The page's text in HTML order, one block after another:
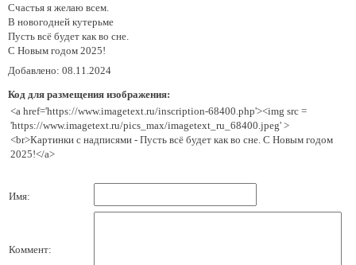
Счастья я желаю всем.
В новогодней кутерьме
Пусть всё будет как во сне.
С Новым годом 2025!
Добавлено: 08.11.2024
Код для размещения изображения:
<a href='https://www.imagetext.ru/inscription-68400.php'><img src =
'https://www.imagetext.ru/pics_max/imagetext_ru_68400.jpeg' >
<br>Картинки с надписями - Пусть всё будет как во сне. С Новым годом
2025!</a>
Имя:
Коммент: